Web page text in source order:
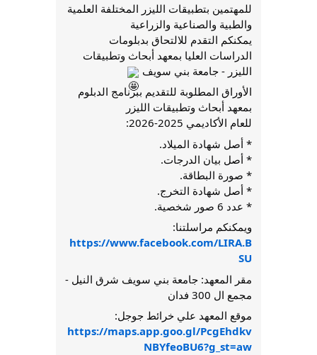
للمهتمين بتطبيقات الليزر المختلفة العلمية
والطبية والصناعية والزراعية
يمكنكم التقدم للالتحاق بدبلومات
الدراسات العليا بمعهد أبحاث وتطبيقات
الليزر - جامعة بني سويف
الأوراق المطلوبة للتقديم ببرنامج الدبلوم
بمعهد أبحاث وتطبيقات الليزر
للعام الأكاديمي 2025-2026:
* أصل شهادة الميلاد.
* أصل بيان الدرجات.
* صورة البطاقة.
* أصل شهادة التخرج.
* عدد 6 صور شخصية.
ويمكنكم مراسلتنا:
https://www.facebook.com/LIRA.B
SU
مقر المعهد: جامعة بني سويف شرق النيل -
مجمع ال 300 فدان
موقع المعهد علي خرائط جوجل:
https://maps.app.goo.gl/PcgEhdkv
NBYfeoBU6?g_st=aw